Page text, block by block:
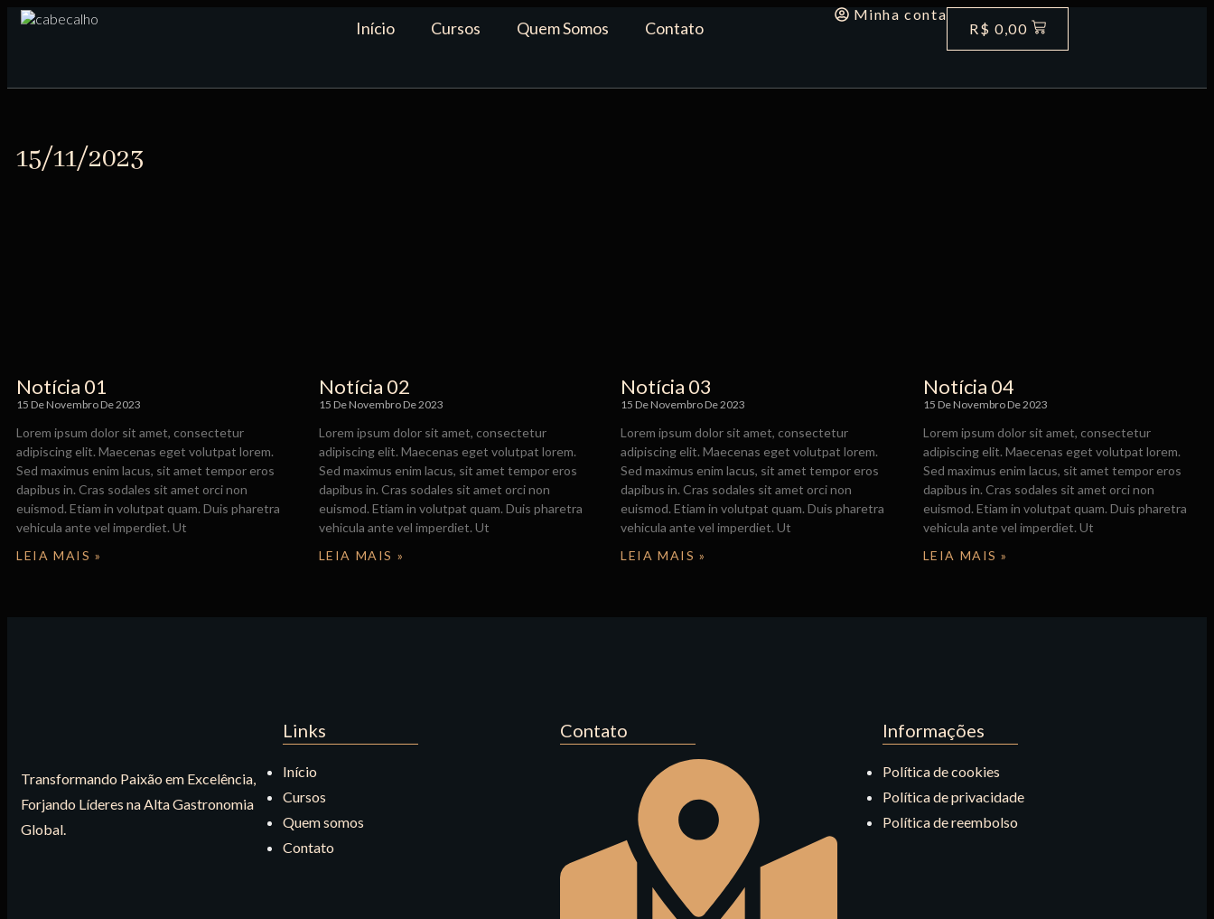
Início Cursos Quem Somos Contato
Minha conta
R$ 0,00
15/11/2023
Notícia 01
15 De Novembro De 2023
Lorem ipsum dolor sit amet, consectetur
adipiscing elit. Maecenas eget volutpat lorem.
Sed maximus enim lacus, sit amet tempor eros
dapibus in. Cras sodales sit amet orci non
euismod. Etiam in volutpat quam. Duis pharetra
vehicula ante vel imperdiet. Ut
LEIA MAIS »
Notícia 02
15 De Novembro De 2023
Lorem ipsum dolor sit amet, consectetur
adipiscing elit. Maecenas eget volutpat lorem.
Sed maximus enim lacus, sit amet tempor eros
dapibus in. Cras sodales sit amet orci non
euismod. Etiam in volutpat quam. Duis pharetra
vehicula ante vel imperdiet. Ut
LEIA MAIS »
Notícia 03
15 De Novembro De 2023
Lorem ipsum dolor sit amet, consectetur
adipiscing elit. Maecenas eget volutpat lorem.
Sed maximus enim lacus, sit amet tempor eros
dapibus in. Cras sodales sit amet orci non
euismod. Etiam in volutpat quam. Duis pharetra
vehicula ante vel imperdiet. Ut
LEIA MAIS »
Notícia 04
15 De Novembro De 2023
Lorem ipsum dolor sit amet, consectetur
adipiscing elit. Maecenas eget volutpat lorem.
Sed maximus enim lacus, sit amet tempor eros
dapibus in. Cras sodales sit amet orci non
euismod. Etiam in volutpat quam. Duis pharetra
vehicula ante vel imperdiet. Ut
LEIA MAIS »
Transformando Paixão em Excelência,
Forjando Líderes na Alta Gastronomia
Global.
Links
Início
Cursos
Quem somos
Contato
Contato Informações
Política de cookies
Política de privacidade
Política de reembolso